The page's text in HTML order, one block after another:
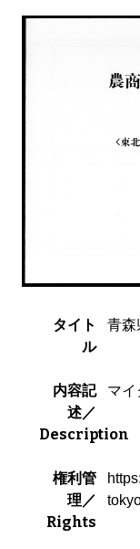
タイト
ル
青森
内容記
述／
Description
マイ
権利管
理／
Rights